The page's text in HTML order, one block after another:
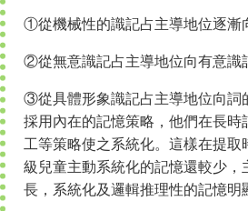
①從機械性的識記占主導地位逐漸
②從無意識記占主導地位向有意識
③從具體形象識記占主導地位向詞
採用內在的記憶策略，他們在長
工等策略使之系統化。這樣在提
級兒童主動系統化的記憶還較少
長，系統化及邏輯推理性的記憶明